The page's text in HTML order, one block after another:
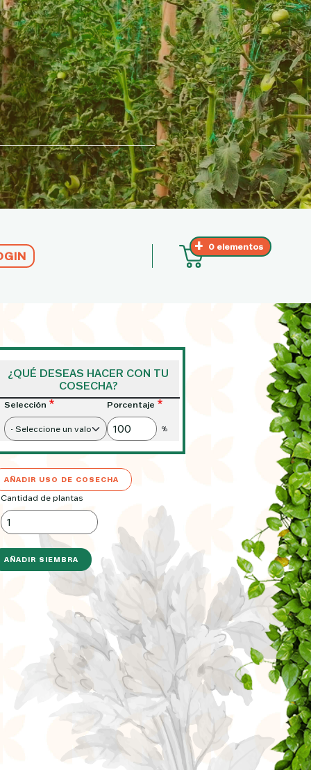
0 elementos
Image
¿QUÉ DESEAS HACER CON TU
COSECHA?
Selección Porcentaje
%
AÑADIR USO DE COSECHA
Cantidad de plantas
AÑADIR SIEMBRA